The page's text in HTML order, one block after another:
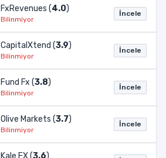
FxRevenues (4.0)
Bilinmiyor
İncele
CapitalXtend (3.9)
Bilinmiyor
İncele
Fund Fx (3.8)
Bilinmiyor
İncele
Olive Markets (3.7)
Bilinmiyor
İncele